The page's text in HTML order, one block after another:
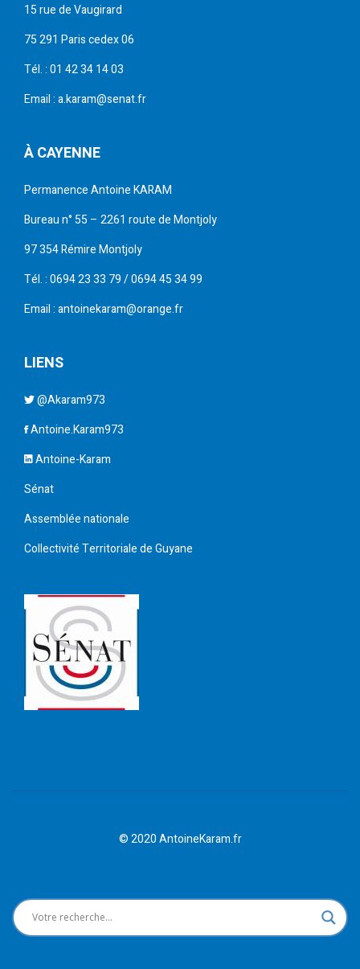
15 rue de Vaugirard
75 291 Paris cedex 06
Tél. : 01 42 34 14 03
Email : a.karam@senat.fr
À CAYENNE
Permanence Antoine KARAM
Bureau n° 55 – 2261 route de Montjoly
97 354 Rémire Montjoly
Tél. : 0694 23 33 79 / 0694 45 34 99
Email : antoinekaram@orange.fr
LIENS
@Akaram973
Antoine.Karam973
Antoine-Karam
Sénat
Assemblée nationale
Collectivité Territoriale de Guyane
© 2020 AntoineKaram.fr